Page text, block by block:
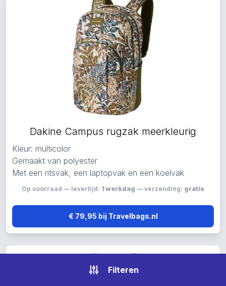
Dakine Campus rugzak meerkleurig
Kleur: multicolor
Gemaakt van polyester
Met een ritsvak, een laptopvak en een koelvak
Op voorraad — levertijd: 1 werkdag — verzending: gratis
€ 79,95 bij Travelbags.nl
Filteren